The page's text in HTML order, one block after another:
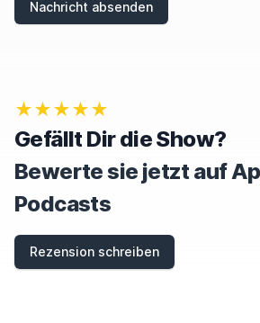
Nachricht absenden
★★★★★
Gefällt Dir die Show?
Bewerte sie jetzt auf
Podcasts
Rezension schreiben